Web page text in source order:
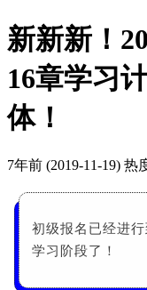
新新新！
16章学习
体！
7年前 (2019-11-19) 热
初级报名已经进
学习阶段了！